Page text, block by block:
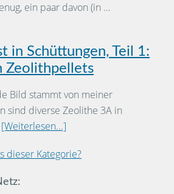
ein paar davon (in …
in Schüttungen, Teil 1:
Zeolithpellets
Bild stammt von meiner
sind diverse Zeolithe 3A in
[Weiterlesen...]
dieser Kategorie?